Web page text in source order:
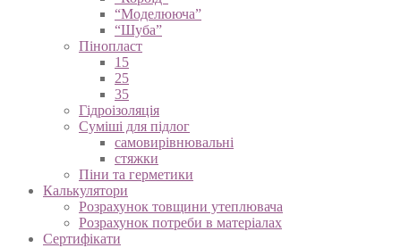
“Моделююча”
“Шуба”
Пінопласт
15
25
35
Гідроізоляція
Суміші для підлог
самовирівнювальні
стяжки
Піни та герметики
Калькулятори
Розрахунок товщини утеплювача
Розрахунок потреби в матеріалах
Сертифікати